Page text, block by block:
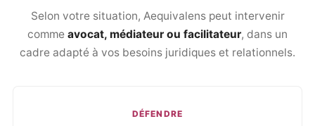
Selon votre situation, Aequivalens peut intervenir
comme avocat, médiateur ou facilitateur, dans un
cadre adapté à vos besoins juridiques et relationnels.
DÉFENDRE